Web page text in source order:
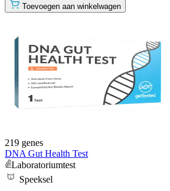
Toevoegen aan winkelwagen
219 genes
DNA Gut Health Test
Laboratoriumtest
Speeksel